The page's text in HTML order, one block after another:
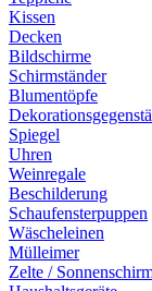
Kissen
Decken
Bildschirme
Schirmständer
Blumentöpfe
Spiegel
Uhren
Weinregale
Beschilderung
Schaufensterpuppen
Wäscheleinen
Mülleimer
Zelte /